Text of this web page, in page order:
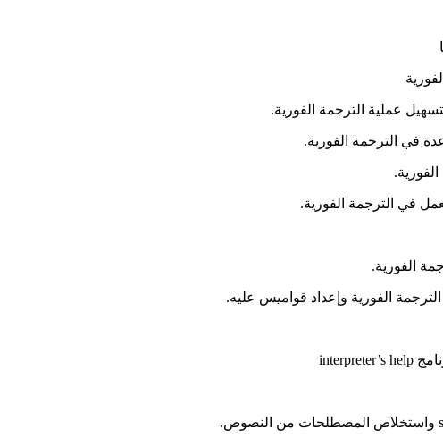
عملية الترجمة الفورية.
في الترجمة الفورية.
في الترجمة الفورية.
الفورية.
الفورية وإعداد قواميس عليه.